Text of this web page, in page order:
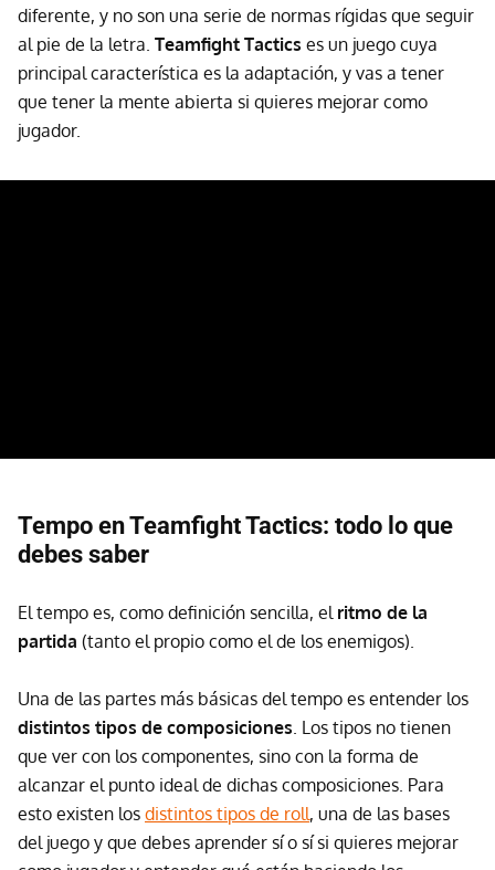
diferente, y no son una serie de normas rígidas que seguir
al pie de la letra. Teamfight Tactics es un juego cuya
principal característica es la adaptación, y vas a tener
que tener la mente abierta si quieres mejorar como
jugador.
Tempo en Teamfight Tactics: todo lo que
debes saber
El tempo es, como definición sencilla, el ritmo de la
partida (tanto el propio como el de los enemigos).
Una de las partes más básicas del tempo es entender los
distintos tipos de composiciones . Los tipos no tienen
que ver con los componentes, sino con la forma de
alcanzar el punto ideal de dichas composiciones. Para
esto existen los distintos tipos de roll, una de las bases
del juego y que debes aprender sí o sí si quieres mejorar